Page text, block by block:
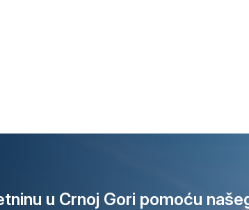
u Crnoj Gori pomoću